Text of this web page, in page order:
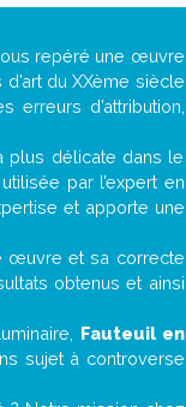
repéré une œuvre
du XXème siècle
d’attribution,
plus délicate dans le
par l’expert en
et apporte une
œuvre et sa correcte
obtenus et ainsi
Fauteuil en
sujet à controverse